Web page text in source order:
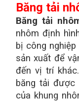
Băng tải
Băng tải
nhôm định
bị công
sản xuất để
đến vị trí
băng tải
của khung